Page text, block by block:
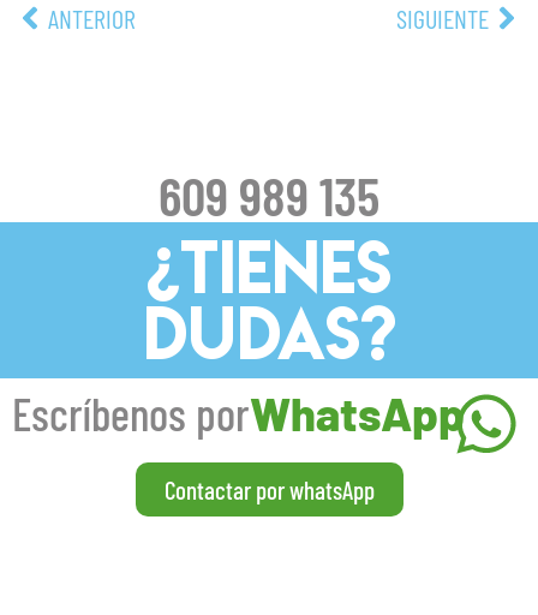
ANTERIOR SIGUIENTE
609 989 135
¿TIENES
DUDAS?
Escríbenos porWhatsApp
Contactar por whatsApp